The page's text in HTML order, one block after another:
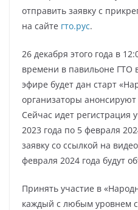
отправить заявку с
на сайте гто.рус.
26 декабря этого года в
времени в павильоне ГТО
эфире будет дан старт
организаторы
Сейчас идет регистрация
2023 года по 5 февраля
заявку со ссылкой на
февраля 2024 года будут
Принять участие в
каждый с любым уровнем